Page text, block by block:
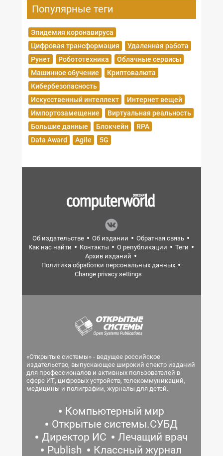
Популярные теги
Эпидемия коронавируса
Цифровая трансформация
Удаленная работа
Рунет
Робототехника
Облачные сервисы
Машинное обучение
Криптовалюта
Кибербезопасность
Искусственный интеллект
Интернет вещей
Импортозамещение
Виртуальная реальность
Большие данные
Блокчейн
RPA
Data Award
Agile 5G
Об издательстве Об издании
Обратная связь
Как нас найти
Контакты О републикации
Теги
Архив изданий
Политика обработки персональных данных
Change privacy settings
«Открытые системы» - ведущее российское
издательство, выпускающее широкий спектр изданий
для профессионалов и активных пользователей в
сфере ИТ, цифровых устройств, телекоммуникаций,
медицины и полиграфии, журналы для детей.
Компьютерный мир
Открытые системы.СУБД
Директор ИС
Лечащий врач
Publish
Классный журнал